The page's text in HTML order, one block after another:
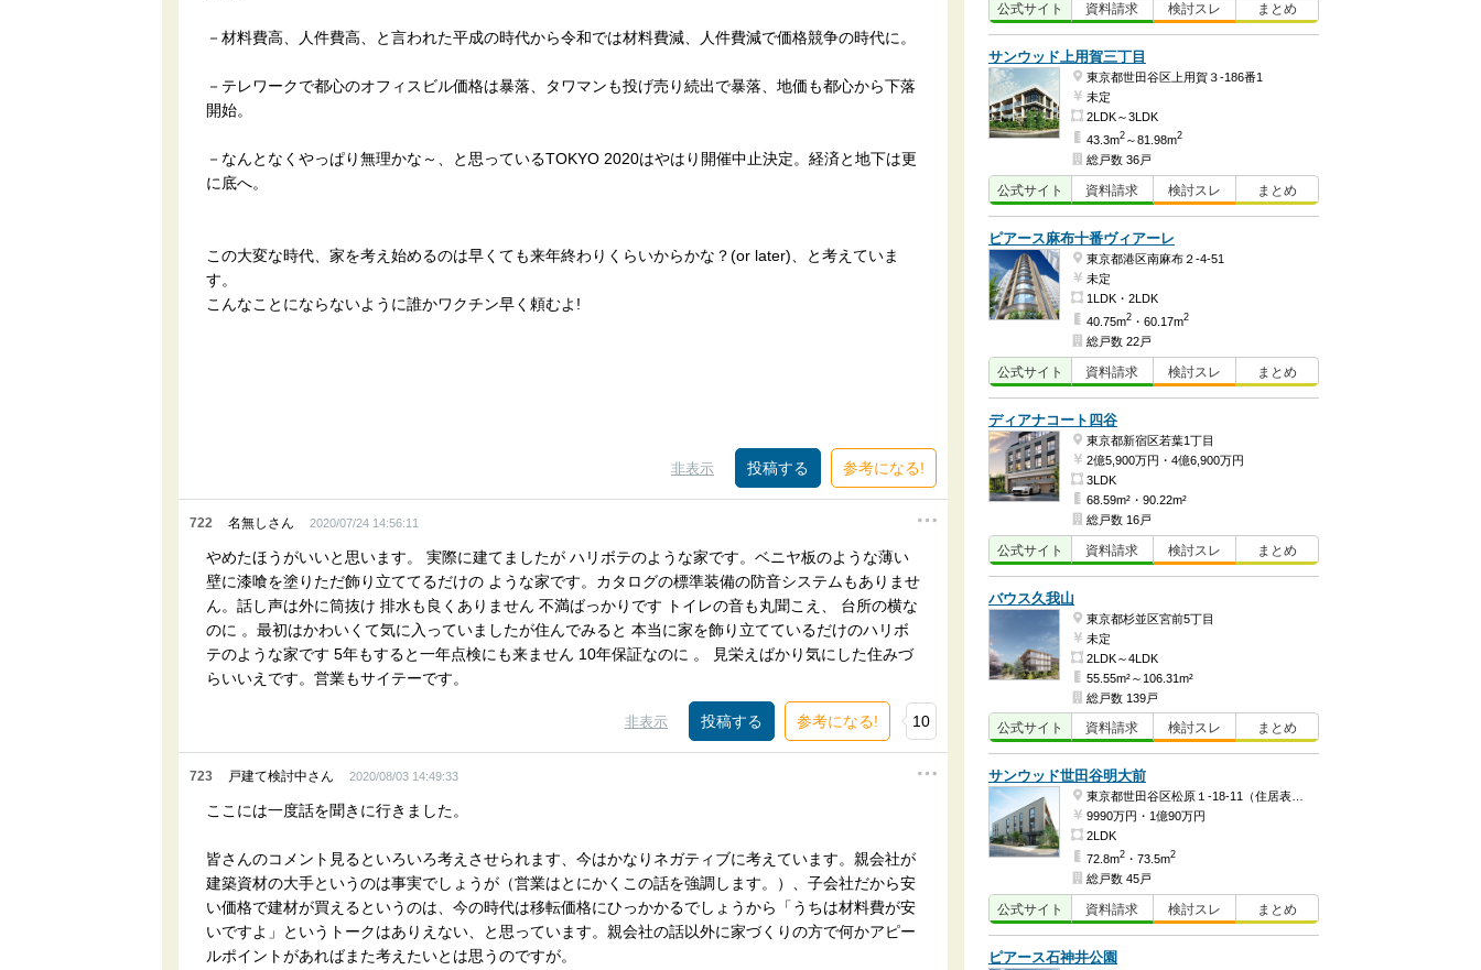
－材料費高、人件費高、と言われた平成の時代から令和では材料費減、人件費減で価格競争の時代に。
－テレワークで都心のオフィスビル価格は暴落、タワマンも投げ売り続出で暴落、地価も都心から下落
開始。
－なんとなくやっぱり無理かな～、と思っているTOKYO 2020はやはり開催中止決定。経済と地下は更
に底へ。
この大変な時代、家を考え始めるのは早くても来年終わりくらいからかな？(or later)、と考えていま
す。
こんなことにならないように誰かワクチン早く頼むよ!
非表示 参考になる!
722 名無しさん 2020/07/24 14:56:11
やめたほうがいいと思います。 実際に建てましたが ハリボテのような家です。ベニヤ板のような薄い
壁に漆喰を塗りただ飾り立ててるだけの ような家です。カタログの標準装備の防音システムもありませ
ん。話し声は外に筒抜け 排水も良くありません 不満ばっかりです トイレの音も丸聞こえ、 台所の横な
のに 。最初はかわいくて気に入っていましたが住んでみると 本当に家を飾り立てているだけのハリボ
テのような家です 5年もすると一年点検にも来ません 10年保証なのに 。 見栄えばかり気にした住みづ
らいいえです。営業もサイテーです。
非表示 参考になる! 10
723 戸建て検討中さん 2020/08/03 14:49:33
ここには一度話を聞きに行きました。
皆さんのコメント見るといろいろ考えさせられます、今はかなりネガティブに考えています。親会社が
建築資材の大手というのは事実でしょうが（営業はとにかくこの話を強調します。）、子会社だから安
い価格で建材が買えるというのは、今の時代は移転価格にひっかかるでしょうから「うちは材料費が安
いですよ」というトークはありえない、と思っています。親会社の話以外に家づくりの方で何かアピー
ルポイントがあればまた考えたいとは思うのですが。
公式サイト 資料請求 検討スレ まとめ
サンウッド上用賀三丁目
東京都世田谷区上用賀３-186番1
未定
2LDK～3LDK
43.3m2 ～81.98m2
総戸数 36戸
公式サイト 資料請求 検討スレ まとめ
ピアース麻布十番ヴィアーレ
東京都港区南麻布２-4-51
未定
1LDK・2LDK
40.75m2 ・60.17m2
総戸数 22戸
公式サイト 資料請求 検討スレ まとめ
ディアナコート四谷
東京都新宿区若葉1丁目
2億5,900万円・4億6,900万円
3LDK
68.59m²・90.22m²
総戸数 16戸
公式サイト 資料請求 検討スレ まとめ
バウス久我山
東京都杉並区宮前5丁目
未定
2LDK～4LDK
55.55m²～106.31m²
総戸数 139戸
公式サイト 資料請求 検討スレ まとめ
サンウッド世田谷明大前
東京都世田谷区松原１-18-11（住居表示）
9990万円・1億90万円
2LDK
72.8m2 ・73.5m2
総戸数 45戸
公式サイト 資料請求 検討スレ まとめ
ピアース石神井公園